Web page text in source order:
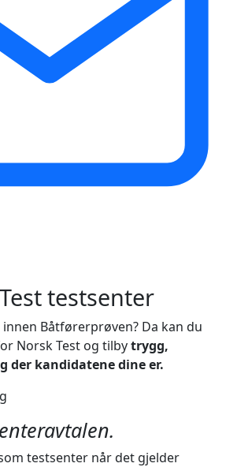
testsenter
Båtførerprøven? Da kan du
Norsk Test og tilbytrygg,
der kandidatene dine er.
testsenter når det gjelder